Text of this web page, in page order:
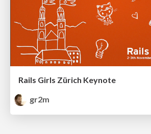
Rails Girls Zürich Keynote
gr2m